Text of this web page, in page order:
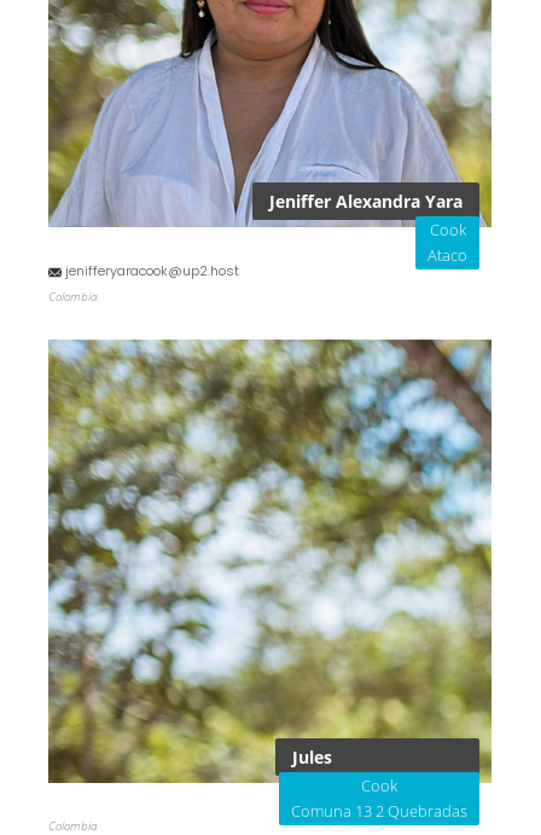
Jeniffer Alexandra Yara
Cook
Ataco
jenifferyaracook@up2.host
Colombia
Jules
Cook
Comuna 13 2 Quebradas
Colombia